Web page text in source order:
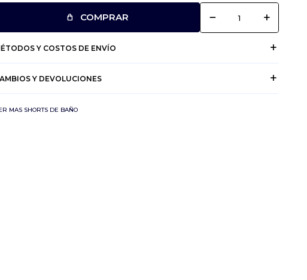
COMPRAR remove add
Y COSTOS DE ENVÍO
Y DEVOLUCIONES
MAS SHORTS DE BAÑO